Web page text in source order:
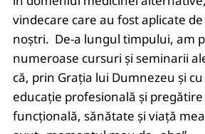
vindecare care au fost aplicate
noștri. De-a lungul timpului, am
numeroase cursuri și seminarii
că, prin Grația lui Dumnezeu și
educație profesională și
funcțională, sănătate și viață